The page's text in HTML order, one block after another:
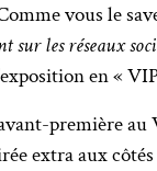
vous le
sur les réseaux
en «
première au
extra aux côtés